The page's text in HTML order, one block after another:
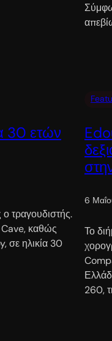
30 ετών
τραγουδιστής.
Cave, καθώς
σε ηλικία 30
6
Το
260,